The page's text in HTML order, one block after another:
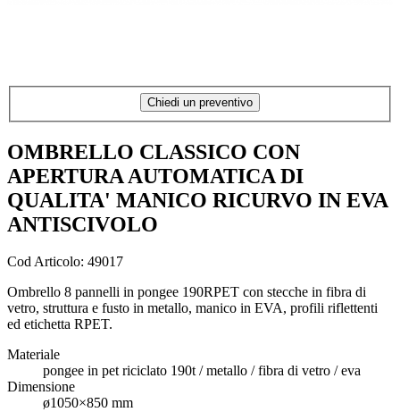
Chiedi un preventivo
OMBRELLO CLASSICO CON
APERTURA AUTOMATICA DI
QUALITA' MANICO RICURVO IN EVA
ANTISCIVOLO
Cod Articolo: 49017
Ombrello 8 pannelli in pongee 190RPET con stecche in fibra di
vetro, struttura e fusto in metallo, manico in EVA, profili riflettenti
ed etichetta RPET.
Materiale
pongee in pet riciclato 190t / metallo / fibra di vetro / eva
Dimensione
ø1050×850 mm